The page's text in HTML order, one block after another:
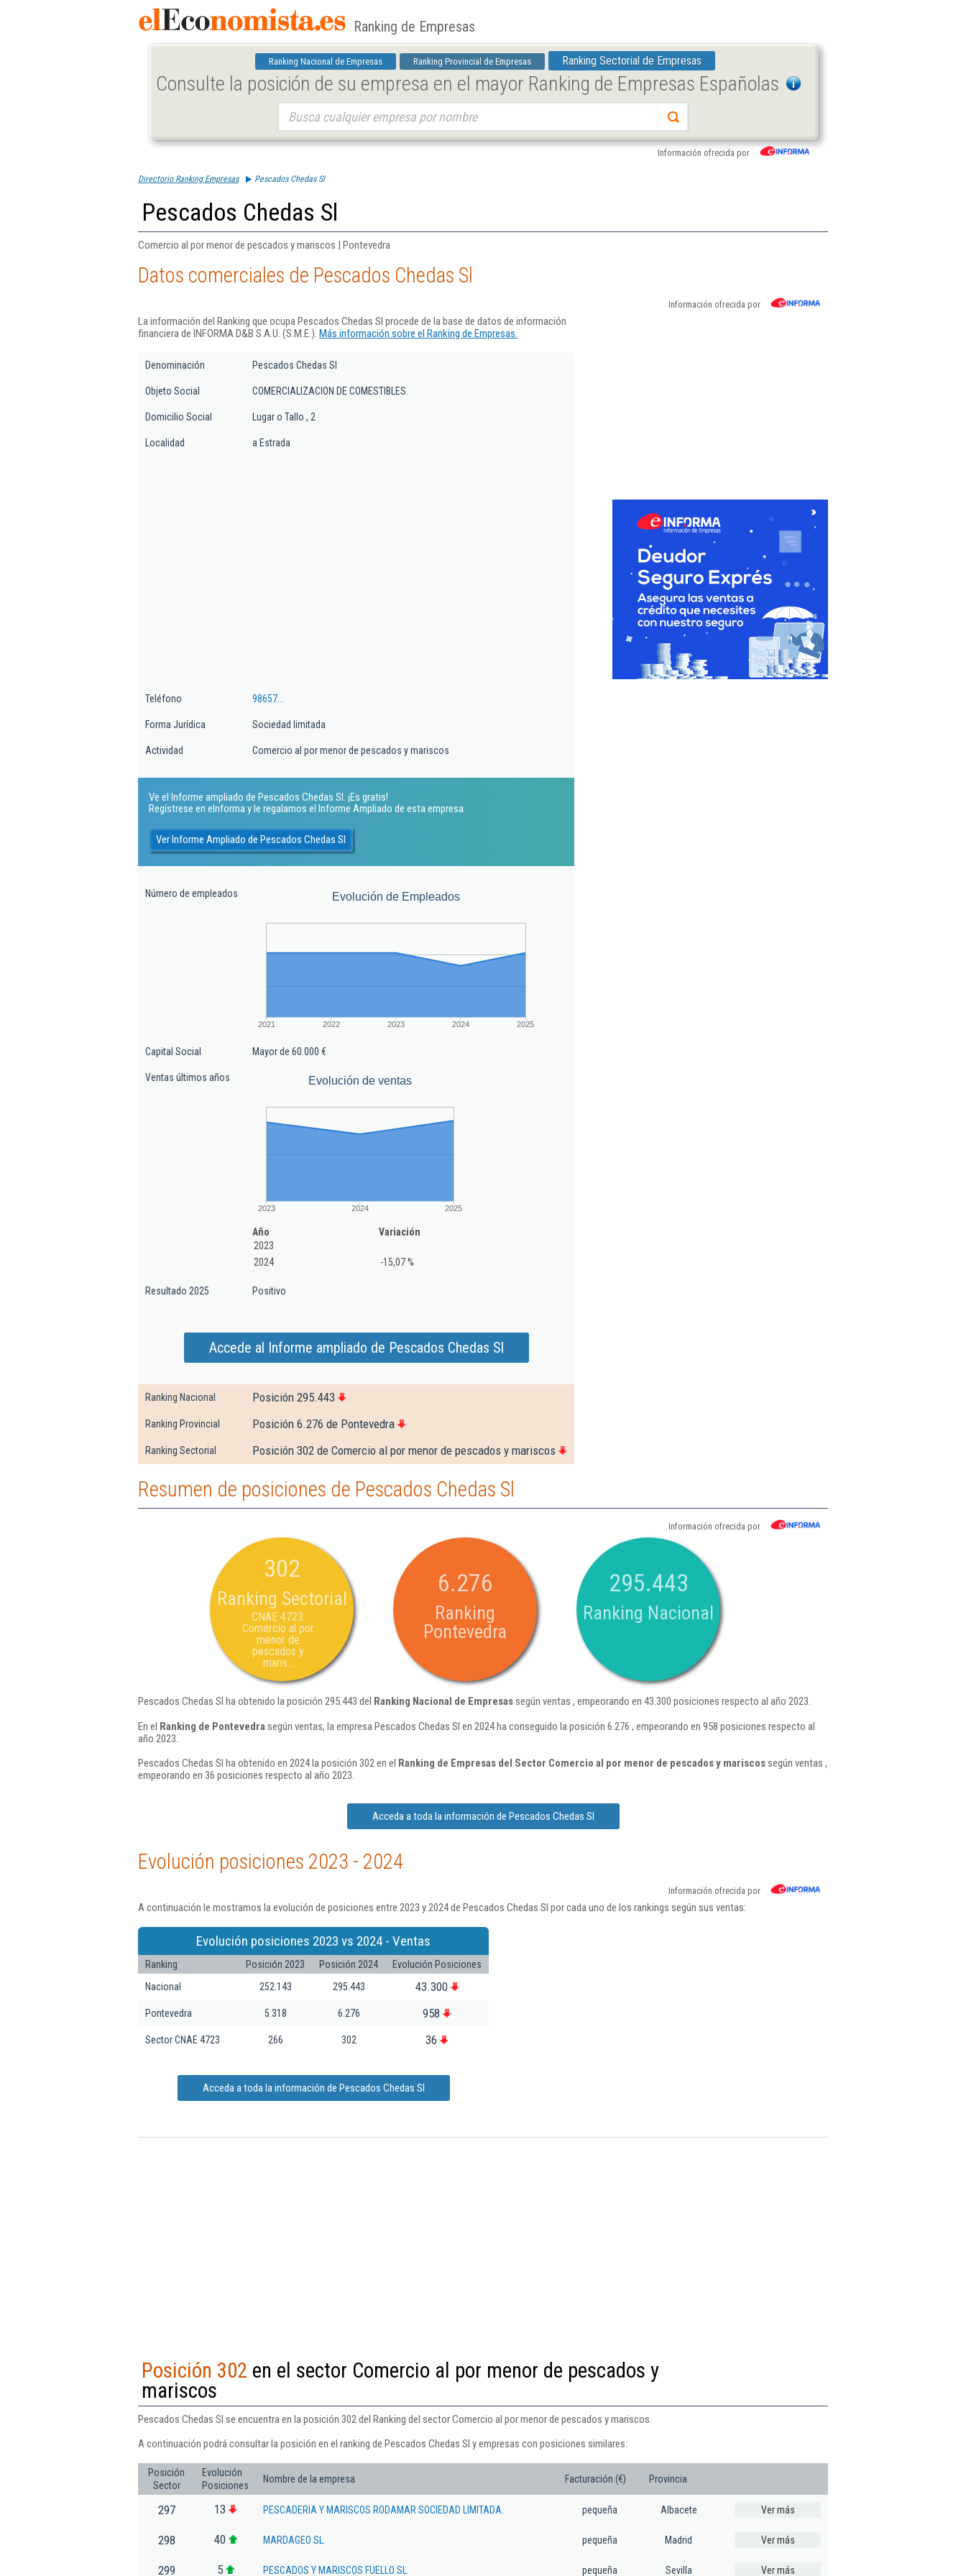
Ranking de Empresas
Ranking Nacional de Empresas Ranking Provincial de Empresas Ranking Sectorial de Empresas
Consulte la posición de su empresa en el mayor Ranking de Empresas Españolas
Información ofrecida por
Directorio Ranking Empresas Pescados Chedas Sl
Pescados Chedas Sl
Comercio al por menor de pescados y mariscos | Pontevedra
Datos comerciales de Pescados Chedas Sl
Información ofrecida por
La información del Ranking que ocupa Pescados Chedas Sl procede de la base de datos de información
financiera de INFORMA D&B S.A.U. (S.M.E.). Más información sobre el Ranking de Empresas.
Denominación Pescados Chedas Sl
Objeto Social COMERCIALIZACION DE COMESTIBLES.
Domicilio Social Lugar o Tallo , 2
Localidad a Estrada
Teléfono 98657...
Forma Jurídica Sociedad limitada
Actividad Comercio al por menor de pescados y mariscos
Ve el Informe ampliado de Pescados Chedas Sl. ¡Es gratis!
Regístrese en eInforma y le regalamos el Informe Ampliado de esta empresa
Ver Informe Ampliado de Pescados Chedas Sl
Número de empleados Evolución de Empleados
2021 2022 2023 2024 2025
Capital Social Mayor de 60.000 €
Ventas últimos años Evolución de ventas
2023 2024 2025
Año
Variación
2023
2024
-15,07 %
Resultado 2025 Positivo
Accede al Informe ampliado de Pescados Chedas Sl
Ranking Nacional Posición 295.443
Ranking Provincial Posición 6.276 de Pontevedra
Ranking Sectorial Posición 302 de Comercio al por menor de pescados y mariscos
Resumen de posiciones de Pescados Chedas Sl
Información ofrecida por
302
Ranking Sectorial
CNAE 4723:
Comercio al por
menor de
pescados y
maris...
6.276
Ranking
Pontevedra
295.443
Ranking Nacional
Pescados Chedas Sl ha obtenido la posición 295.443 del Ranking Nacional de Empresassegún ventas , empeorando en 43.300 posiciones respecto al año 2023.
En el Ranking de Pontevedra según ventas, la empresa Pescados Chedas Sl en 2024 ha conseguido la posición 6.276 , empeorando en 958 posiciones respecto al
año 2023.
Pescados Chedas Sl ha obtenido en 2024 la posición 302 en el Ranking de Empresas del Sector Comercio al por menor de pescados y mariscossegún ventas ,
empeorando en 36 posiciones respecto al año 2023.
Acceda a toda la información de Pescados Chedas Sl
Evolución posiciones 2023 - 2024
Información ofrecida por
A continuación le mostramos la evolución de posiciones entre 2023 y 2024 de Pescados Chedas Sl por cada uno de los rankings según sus ventas:
Evolución posiciones 2023 vs 2024 - Ventas
Ranking Posición 2023 Posición 2024
Evolución Posiciones
Nacional
252.143 295.443 43.300
Pontevedra 5.318 6.276 958
Sector CNAE 4723 266 302 36
Acceda a toda la información de Pescados Chedas Sl
Posición 302 en el sector Comercio al por menor de pescados y
mariscos
Pescados Chedas Sl se encuentra en la posición 302 del Ranking del sector Comercio al por menor de pescados y mariscos.
A continuación podrá consultar la posición en el ranking de Pescados Chedas Sl y empresas con posiciones similares:
Posición
Sector
Evolución
Posiciones
Nombre de la empresa Facturación (€) Provincia
297 13 PESCADERIA Y MARISCOS RODAMAR SOCIEDAD LIMITADA. pequeña Albacete Ver más
298 40 MARDAGEO SL. pequeña Madrid Ver más
299 5 PESCADOS Y MARISCOS FUELLO SL. pequeña Sevilla Ver más